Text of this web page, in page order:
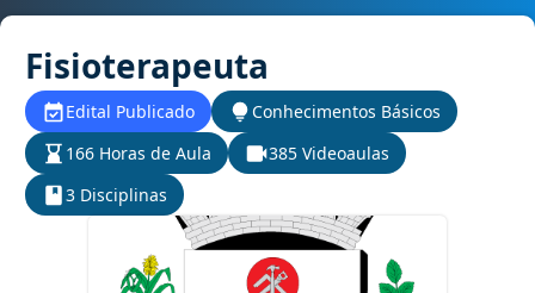
Fisioterapeuta
Edital Publicado
Conhecimentos Básicos
166 Horas de Aula
385 Videoaulas
3 Disciplinas